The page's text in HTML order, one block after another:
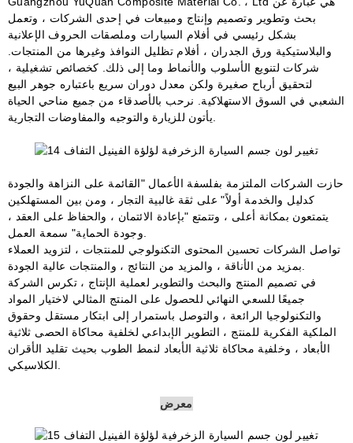
بحث وتطوير وتصميم وإنتاج ومبيعات في إحدى الشركات ، وتعمل
بشكل رئيسي في أفلام السيارات وملصقات الحروف الإعلانية
والبلاستيكية ورق الجدران ، أفلام تظليل النوافذ وغيرها من المنتجات.
شركات لتنويع الأسلوب والأنماط وما إلى ذلك. كخصائص تشغيلية ،
لتحقيق أرباح صغيرة ولكن معدل دوران سريع باعتباره جوهر البيع
الشعبي في السوق الاستهلاكية. نرحب بالأصدقاء من جميع مناحي الحياة
حازت الشركات الملتزمة بفلسفة الأعمال "القائمة على النزاهة والجودة
كدليل والخدمة أولاً" على ثقة غالبية التجار ، ومن بين المستهلكين
يتمتعون بمكانة أعلى ، وتتمتع "بإعادة الائتمان ، والحفاظ على العقد ،
تواصل الشركات تحسين المحتوى التكنولوجي للمنتجات ، لتزويد العملاء
في تصميم المنتج والبحث والتطوير لعملية الإنتاج ، تكرس الشركة
جميعًا للسعي النهائي للحصول على المنتج المثالي لاختيار المواد
والتكنولوجيا الرائعة ، والتوصل باستمرار إلى ابتكار مستقل وحقوق
الملكية الفكرية للمنتج ، التطوير الإبداعي لخلفية محاكاة الحصى ثلاثية
الأبعاد ، وخلفية محاكاة ثلاثية الأبعاد لنمط الطوب بحيث تقليد الأقران
معرض